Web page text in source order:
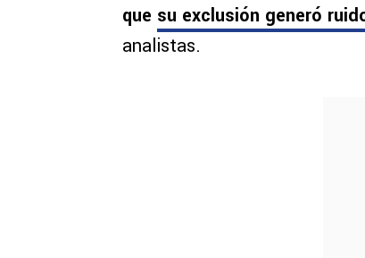
que su exclusión generó
analistas.